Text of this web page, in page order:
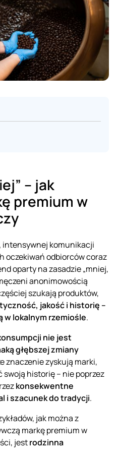
– jak
premium w
intensywnej komunikacji
oczekiwań odbiorców coraz
oparty na zasadzie „mniej,
anonimowością
szukają produktów,
jakość i historię –
w lokalnym rzemiośle.
nie jest
głębszej zmiany
znaczenie zyskują marki,
historię – nie poprzez
konsekwentne
i szacunek do tradycji.
jak można z
markę premium w
jestrodzinna